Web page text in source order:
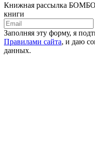
Книжная рассылка
книги
Заполняя эту форму, я
Правилами сайта, и даю
данных.